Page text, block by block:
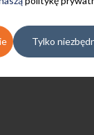
Tylko